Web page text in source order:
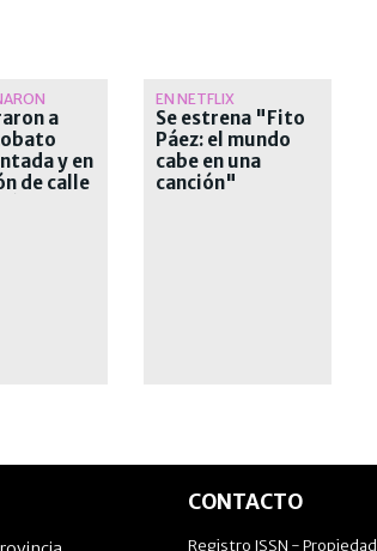
a
y en
de calle
EN NETFLIX
Se estrena "Fito
Páez: el mundo
cabe en una
canción"
CONTACTO
Registro ISSN - Propiedad